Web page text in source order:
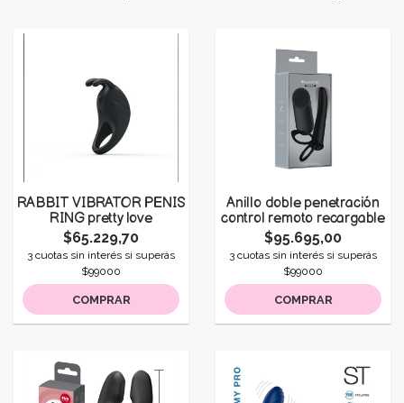
RABBIT VIBRATOR PENIS
RING pretty love
$65.229,70
3 cuotas sin interés si superás
$99000
COMPRAR
Anillo doble penetración
control remoto recargable
$95.695,00
3 cuotas sin interés si superás
$99000
COMPRAR